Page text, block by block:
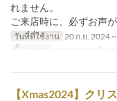
れません。
ご来店時に、必ずお声
วันที่ที่ใช้งาน 20 ก.ย. 2024
มื้ออาหาร
อาหารกลางวัน,
【Xmas2024】クリ